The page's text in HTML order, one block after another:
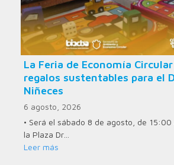
La Feria de Economía
regalos sustentables para el
Niñeces
6 agosto, 2026
• Será el sábado 8 de agosto, de
la Plaza Dr…
Leer más